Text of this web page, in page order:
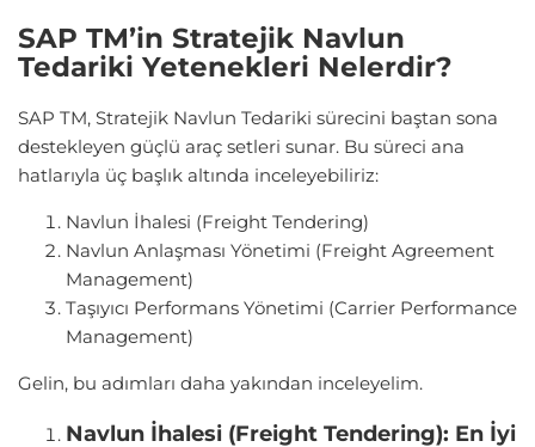
SAP TM’in Stratejik Navlun
Tedariki Yetenekleri Nelerdir?
SAP TM, Stratejik Navlun Tedariki sürecini baştan sona
destekleyen güçlü araç setleri sunar. Bu süreci ana
hatlarıyla üç başlık altında inceleyebiliriz:
Navlun İhalesi (Freight Tendering)
Navlun Anlaşması Yönetimi (Freight Agreement
Management)
Taşıyıcı Performans Yönetimi (Carrier Performance
Management)
Gelin, bu adımları daha yakından inceleyelim.
Navlun İhalesi (Freight Tendering): En İyi